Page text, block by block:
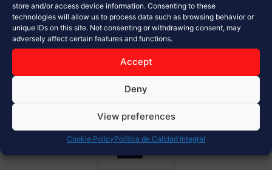
store and/or access device information. Consenting to these
technologies will allow us to process data such as browsing behavior or
unique IDs on this site. Not consenting or withdrawing consent, may
adversely affect certain features and functions.
Accept
Deny
View preferences
Cookie PolicyPolítica de Calidad Integral
de
materiales a
granel
Diseño
modular y
alta
resistencia...
Ver Más